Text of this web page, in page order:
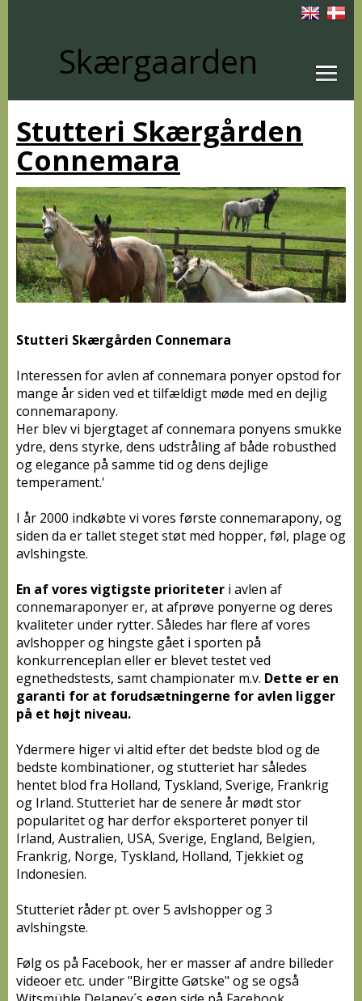
Skærgaarden
Stutteri Skærgården
Connemara
Stutteri Skærgården Connemara
Interessen for avlen af connemara ponyer opstod for
mange år siden ved et tilfældigt møde med en dejlig
connemarapony.
Her blev vi bjergtaget af connemara ponyens smukke
ydre, dens styrke, dens udstråling af både robusthed
og elegance på samme tid og dens dejlige
temperament.'
I år 2000 indkøbte vi vores første connemarapony, og
siden da er tallet steget støt med hopper, føl, plage og
avlshingste.
En af vores vigtigste prioriteter i avlen af
connemaraponyer er, at afprøve ponyerne og deres
kvaliteter under rytter. Således har flere af vores
avlshopper og hingste gået i sporten på
konkurrenceplan eller er blevet testet ved
egnethedstests, samt championater m.v. Dette er en
garanti for at forudsætningerne for avlen ligger
på et højt niveau.
Ydermere higer vi altid efter det bedste blod og de
bedste kombinationer, og stutteriet har således
hentet blod fra Holland, Tyskland, Sverige, Frankrig
og Irland. Stutteriet har de senere år mødt stor
popularitet og har derfor eksporteret ponyer til
Irland, Australien, USA, Sverige, England, Belgien,
Frankrig, Norge, Tyskland, Holland, Tjekkiet og
Indonesien.
Stutteriet råder pt. over 5 avlshopper og 3
avlshingste.
Følg os på Facebook, her er masser af andre billeder
videoer etc. under "Birgitte Gøtske" og se også